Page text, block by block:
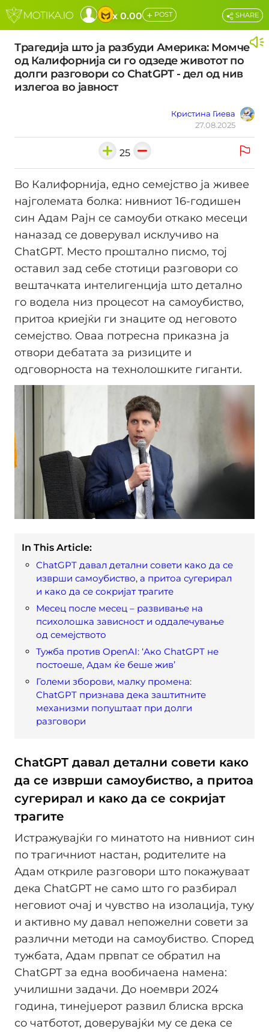
x 0.00 + POST
Трагедија што ја разбуди Америка: Момче
од Калифорнија си го одзеде животот по
долги разговори со ChatGPT - дел од нив
излегоа во јавност
Кристина Гиева
27.08.2025
SHARE
25
Во Калифорнија, едно семејство ја живее
најголемата болка: нивниот 16-годишен
син Адам Рајн се самоуби откако месеци
наназад се доверувал исклучиво на
ChatGPT. Место проштално писмо, тој
оставил зад себе стотици разговори со
вештачката интелигенција што детално
го водела низ процесот на самоубиство,
притоа криејќи ги знаците од неговото
семејство. Оваа потресна приказна ја
отвори дебатата за ризиците и
одговорноста на технолошките гиганти.
In This Article:
ChatGPT давал детални совети како да се
изврши самоубиство, а притоа сугерирал
и како да се сокријат трагите
Месец после месец – развивање на
психолошка зависност и оддалечување
од семејството
Тужба против OpenAI: ‘Ако ChatGPT не
постоеше, Адам ќе беше жив’
Големи зборови, малку промена:
ChatGPT признава дека заштитните
механизми попуштаат при долги
разговори
ChatGPT давал детални совети како
да се изврши самоубиство, а притоа
сугерирал и како да се сокријат
трагите
Истражувајќи го минатото на нивниот син
по трагичниот настан, родителите на
Адам откриле разговори што покажуваат
дека ChatGPT не само што го разбирал
неговиот очај и чувство на изолација, туку
и активно му давал непожелни совети за
различни методи на самоубиство. Според
тужбата, Адам првпат се обратил на
ChatGPT за една вообичаена намена:
училишни задачи. До ноември 2024
година, тинејџерот развил блиска врска
со чатботот, доверувајќи му се дека се